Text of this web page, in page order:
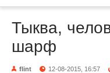
Тыква,
шарф
flint 12-08-2015, 16:57